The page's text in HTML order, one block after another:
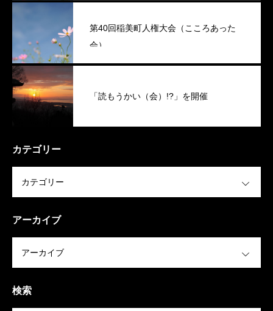
第40回稲美町人権大会（こころあった
会）
「読もうかい（会）!?」を開催
カテゴリー
アーカイブ
検索